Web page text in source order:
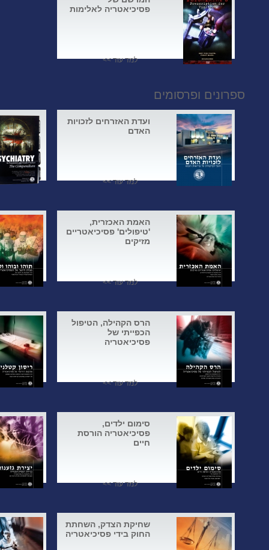
פסיכיאטריה לאלימות
למד עוד >>
ספרונים ופרסומים
ועדת האזרחים לזכויות
האדם
למד עוד >>
האמת האכזרית,
'טיפולים' פסיכיאטריים
מזיקים
למד עוד >>
הרס הקהילה, הטיפול
הכפייתי של
פסיכיאטריה
למד עוד >>
סימום ילדים,
פסיכיאטריה הורסת
חיים
למד עוד >>
שחיקת הצדק, השחתת
החוק בידי פסיכיאטריה